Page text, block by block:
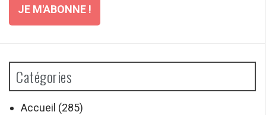
Catégories
Accueil (285)